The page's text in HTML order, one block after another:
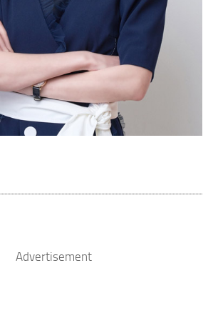
Advertisement